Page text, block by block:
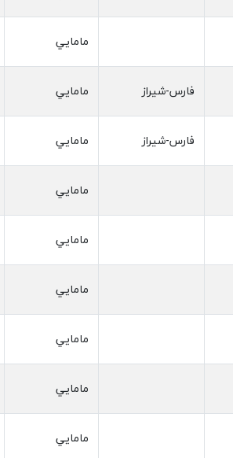
مامايي
فارس-شیراز مامايي
فارس-شیراز مامايي
مامايي
مامايي
مامايي
مامايي
مامايي
مامايي